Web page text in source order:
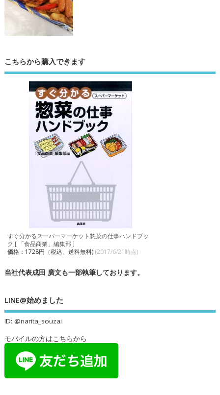
こちらから購入できます
すぐ分かるスーパーマーケット惣菜の仕事ハンドブッ
ク [ 「食品商業」編集部 ]
価格：1728円（税込、送料無料) (2017/6/21時点)
当社代表成田 廣文も一部執筆しております。
LINE@始めました
ID: @narita_souzai
モバイルの方はこちらから